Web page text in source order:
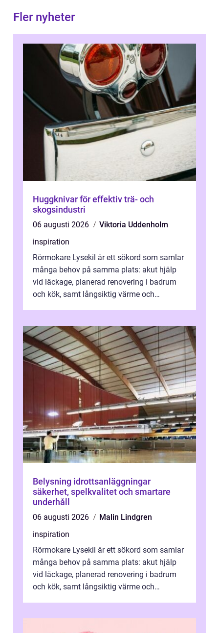
Fler nyheter
Huggknivar för effektiv trä- och
skogsindustri
06 augusti 2026
Viktoria Uddenholm
inspiration
Rörmokare Lysekil är ett sökord som samlar
många behov på samma plats: akut hjälp
vid läckage, planerad renovering i badrum
och kök, samt långsiktig värme och
Belysning idrottsanläggningar
säkerhet, spelkvalitet och smartare
underhåll
06 augusti 2026
Malin Lindgren
inspiration
Rörmokare Lysekil är ett sökord som samlar
många behov på samma plats: akut hjälp
vid läckage, planerad renovering i badrum
och kök, samt långsiktig värme och